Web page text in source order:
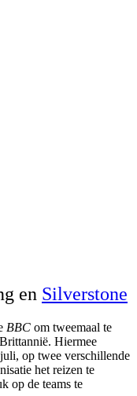
en Silverstone
BBC om tweemaal te
Hiermee
op twee verschillende
het reizen te
op de teams te